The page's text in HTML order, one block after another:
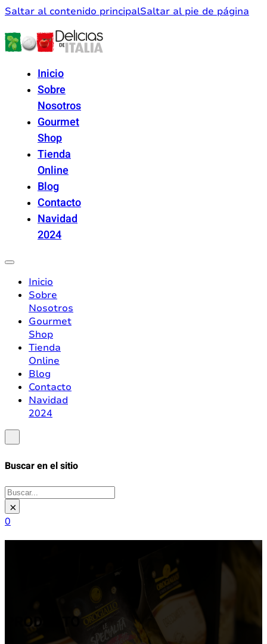
Saltar al contenido principalSaltar al pie de página
Inicio
Sobre
Nosotros
Gourmet
Shop
Tienda
Online
Blog
Contacto
Navidad
2024
Inicio
Sobre
Nosotros
Gourmet
Shop
Tienda
Online
Blog
Contacto
Navidad
2024
Buscar en el sitio
Buscar
×
0
PRODUCTO